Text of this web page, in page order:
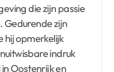
die zijn passie
Gedurende zijn
hij opmerkelijk
indruk
Oostenrijk en